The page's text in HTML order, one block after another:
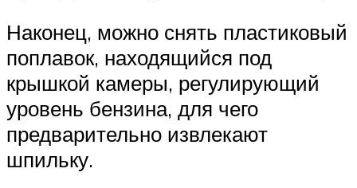
Наконец, можно снять пластиковый
поплавок, находящийся под
крышкой камеры, регулирующий
уровень бензина, для чего
предварительно извлекают
шпильку.